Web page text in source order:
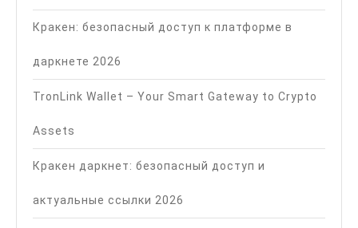
Кракен: безопасный доступ к платформе в
даркнете 2026
TronLink Wallet – Your Smart Gateway to Crypto
Assets
Кракен даркнет: безопасный доступ и
актуальные ссылки 2026